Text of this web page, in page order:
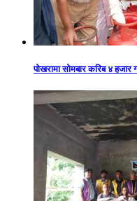
पोखरामा सोमबार करिब ४